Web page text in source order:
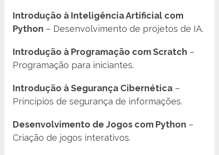
Introdução à Inteligência Artificial com
Python – Desenvolvimento de projetos de IA.
Introdução à Programação com Scratch –
Programação para iniciantes.
Introdução à Segurança Cibernética –
Princípios de segurança de informações.
Desenvolvimento de Jogos com Python –
Criação de jogos interativos.